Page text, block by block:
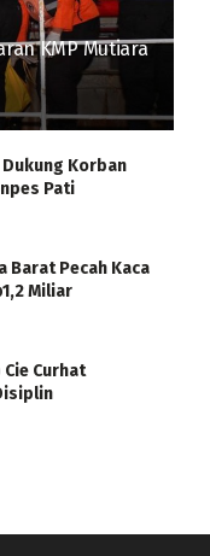
KMP Mutiara
Korban
Pati
Barat Pecah Kaca
Miliar
Curhat